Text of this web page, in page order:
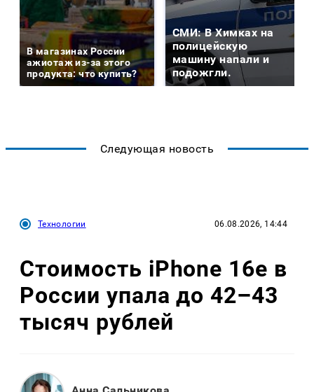
В магазинах России
ажиотаж из-за этого
продукта: что купить?
СМИ: В Химках на
полицейскую
машину напали и
подожгли.
Следующая новость
Технологии 06.08.2026, 14:44
Стоимость iPhone 16e в
России упала до 42–43
тысяч рублей